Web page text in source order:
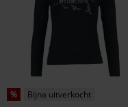
% Bijna uitverkocht